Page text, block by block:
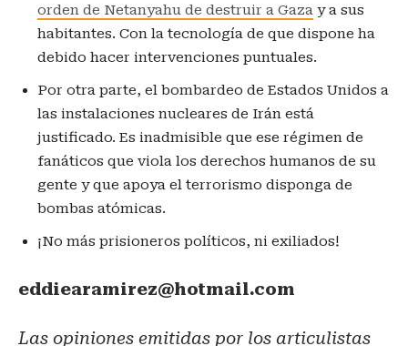
orden de Netanyahu de destruir a Gaza y a sus
habitantes. Con la tecnología de que dispone ha
debido hacer intervenciones puntuales.
Por otra parte, el bombardeo de Estados Unidos a
las instalaciones nucleares de Irán está
justificado. Es inadmisible que ese régimen de
fanáticos que viola los derechos humanos de su
gente y que apoya el terrorismo disponga de
bombas atómicas.
¡No más prisioneros políticos, ni exiliados!
eddiearamirez@hotmail.com
Las opiniones emitidas por los articulistas